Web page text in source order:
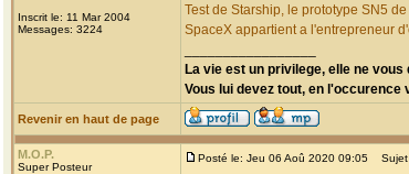
Inscrit le: 11 Mar 2004
Messages: 3224
Test de Starship, le prototype SN5
SpaceX appartient a l'entrepreneur
La vie est un privilege, elle ne vous
Vous lui devez tout, en l'occurence
Revenir en haut de page
M.O.P.
Super Posteur
Posté le: Jeu 06 Aoû 2020 09:05 Sujet